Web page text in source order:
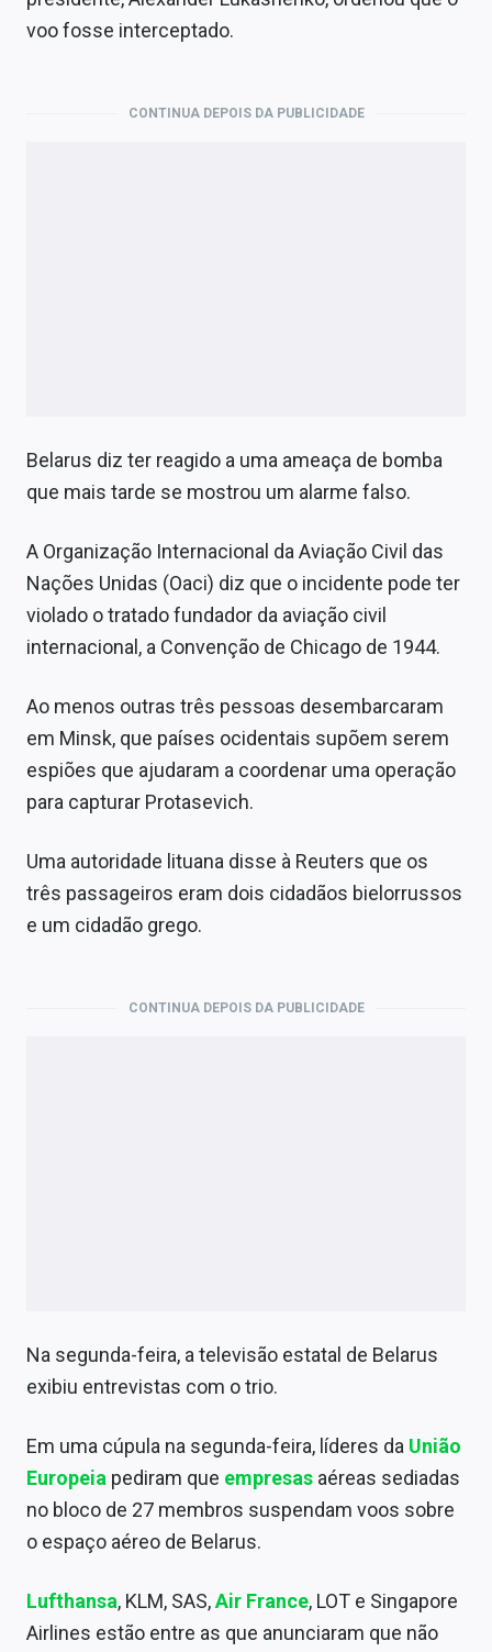
voo fosse interceptado.
CONTINUA DEPOIS DA PUBLICIDADE
Belarus diz ter reagido a uma ameaça de bomba
que mais tarde se mostrou um alarme falso.
A Organização Internacional da Aviação Civil das
Nações Unidas (Oaci) diz que o incidente pode ter
violado o tratado fundador da aviação civil
internacional, a Convenção de Chicago de 1944.
Ao menos outras três pessoas desembarcaram
em Minsk, que países ocidentais supõem serem
espiões que ajudaram a coordenar uma operação
para capturar Protasevich.
Uma autoridade lituana disse à Reuters que os
três passageiros eram dois cidadãos bielorrussos
e um cidadão grego.
CONTINUA DEPOIS DA PUBLICIDADE
Na segunda-feira, a televisão estatal de Belarus
exibiu entrevistas com o trio.
Em uma cúpula na segunda-feira, líderes da União
Europeia pediram que empresas aéreas sediadas
no bloco de 27 membros suspendam voos sobre
o espaço aéreo de Belarus.
Lufthansa, KLM, SAS,Air France, LOT e Singapore
Airlines estão entre as que anunciaram que não